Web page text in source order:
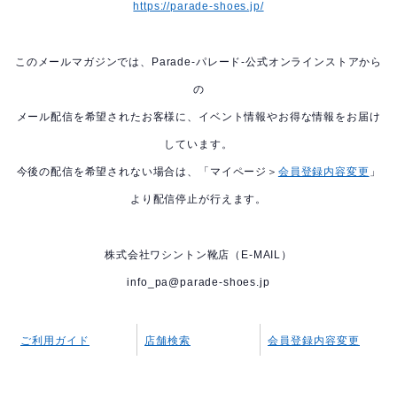
https://parade-shoes.jp/
このメールマガジンでは、Parade-パレード-公式オンラインストアから
の
メール配信を希望されたお客様に、イベント情報やお得な情報をお届け
しています。
今後の配信を希望されない場合は、「マイページ＞ 会員登録内容変更 」
より配信停止が行えます。
株式会社ワシントン靴店（E-MAIL）
info_pa@parade-shoes.jp
ご利用ガイド 店舗検索 会員登録内容変更